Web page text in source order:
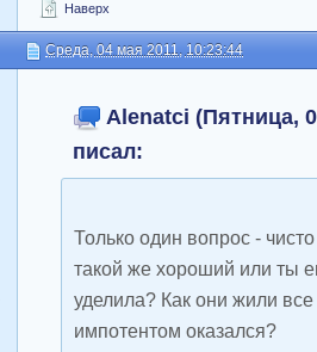
Наверх
Среда, 04 мая 2011, 10:23:44
Alenatci (Пятница,
писал:
Только один вопрос -
такой же хороший или ты
уделила? Как они жили
импотентом оказался?